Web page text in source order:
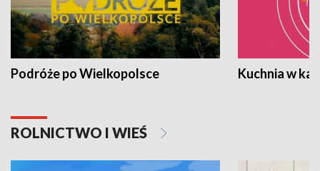
Podróże po Wielkopolsce Kuchnia w
ROLNICTWO I WIEŚ